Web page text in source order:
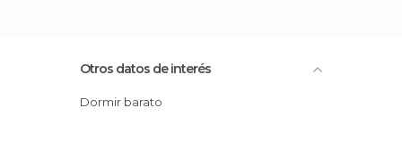
Otros datos de interés
Dormir barato